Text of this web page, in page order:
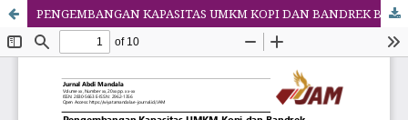
PENGEMBANGAN KAPASITAS UMKM KOPI DAN BANDREK BERBASIS AGROTEKNOLOGI, SISTEM INFORMASI DAN STRATEGI MANAJEMEN DALAM RANGKA PENINGKATAN DAYA SAING